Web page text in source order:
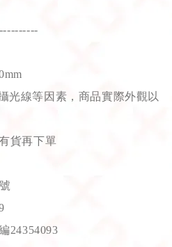
光線等因素，商品實際外觀以
貨再下單
24354093